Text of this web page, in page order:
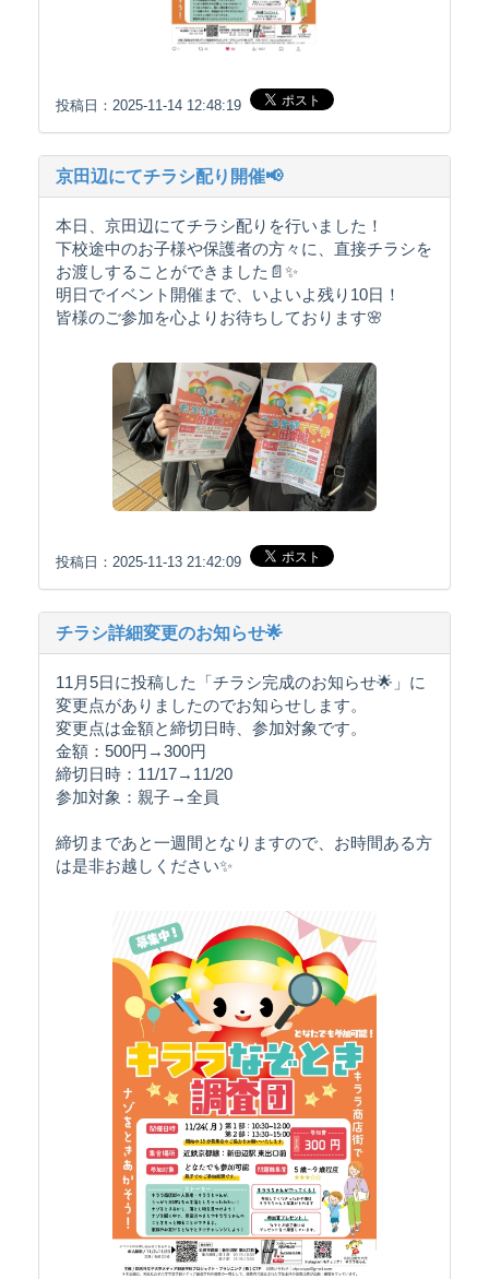
投稿日：2025-11-14 12:48:19
京田辺にてチラシ配り開催📢
本日、京田辺にてチラシ配りを行いました！
下校途中のお子様や保護者の方々に、直接チラシを
お渡しすることができました📄✨
明日でイベント開催まで、いよいよ残り10日！
皆様のご参加を心よりお待ちしております🌸
投稿日：2025-11-13 21:42:09
チラシ詳細変更のお知らせ🌟
11月5日に投稿した「チラシ完成のお知らせ🌟」に
変更点がありましたのでお知らせします。
変更点は金額と締切日時、参加対象です。
金額：500円→300円
締切日時：11/17→11/20
参加対象：親子→全員
締切まであと一週間となりますので、お時間ある方
は是非お越しください✨